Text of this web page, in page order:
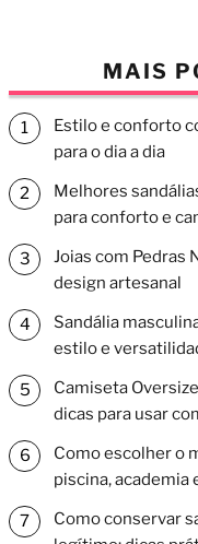
MAIS
Estilo e conforto
para o dia a dia
Melhores
para conforto e
Joias com Pedras
design artesanal
Sandália
estilo e
Camiseta
dicas para usar
Como escolher o
piscina,
Como conservar